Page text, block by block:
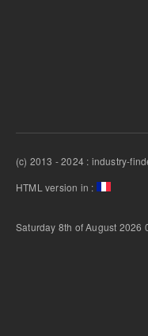
(c) 2013 - 2024 : industry-
HTML version in :
Saturday 8th of August 2026